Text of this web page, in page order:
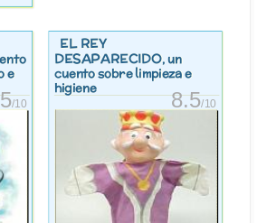
e
/10
EL REY
DESAPARECIDO, un
cuento sobre limpieza e
higiene
8.5/10